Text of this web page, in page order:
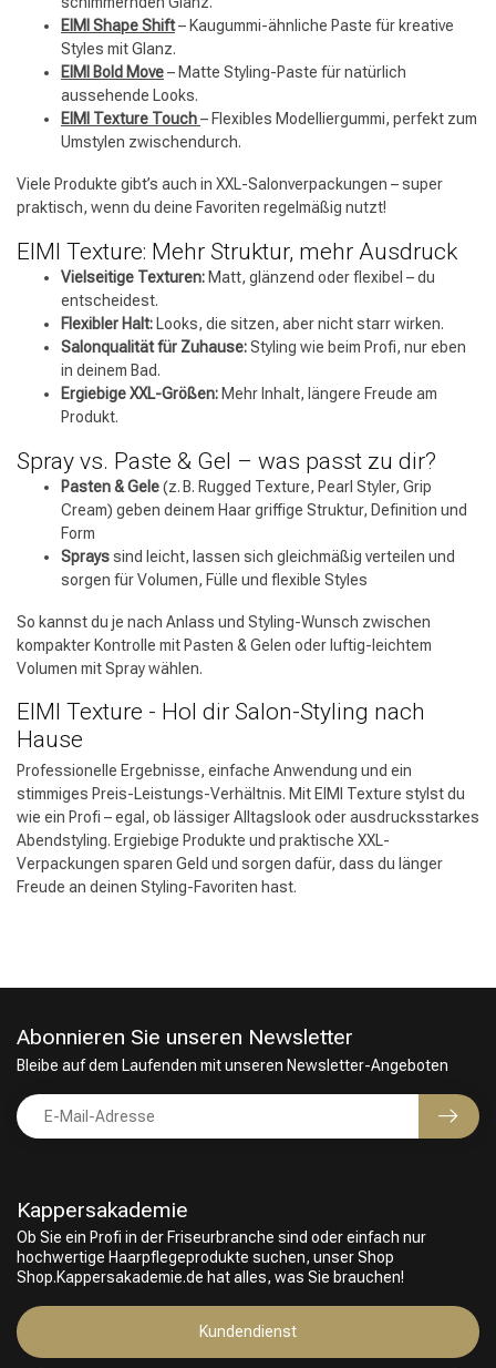
Friseurwahl
EIMI Shape Shift– Kaugummi-ähnliche Paste für kreative
Styles mit Glanz.
EIMI Bold Move– Matte Styling-Paste für natürlich
aussehende Looks.
EIMI Texture Touch– Flexibles Modelliergummi, perfekt zum
Umstylen zwischendurch.
Viele Produkte gibt’s auch in XXL-Salonverpackungen – super
praktisch, wenn du deine Favoriten regelmäßig nutzt!
EIMI Texture: Mehr Struktur, mehr Ausdruck
Vielseitige Texturen: Matt, glänzend oder flexibel – du
entscheidest.
Flexibler Halt: Looks, die sitzen, aber nicht starr wirken.
Salonqualität für Zuhause:Styling wie beim Profi, nur eben
in deinem Bad.
Ergiebige XXL-Größen: Mehr Inhalt, längere Freude am
Produkt.
Spray vs. Paste & Gel – was passt zu dir?
Pasten & Gele(z. B. Rugged Texture, Pearl Styler, Grip
Cream) geben deinem Haar griffige Struktur, Definition und
Form
Sprayssind leicht, lassen sich gleichmäßig verteilen und
sorgen für Volumen, Fülle und flexible Styles
So kannst du je nach Anlass und Styling-Wunsch zwischen
kompakter Kontrolle mit Pasten & Gelen oder luftig-leichtem
Volumen mit Spray wählen.
EIMI Texture - Hol dir Salon-Styling nach
Hause
Professionelle Ergebnisse, einfache Anwendung und ein
stimmiges Preis-Leistungs-Verhältnis. Mit EIMI Texture stylst du
wie ein Profi – egal, ob lässiger Alltagslook oder ausdrucksstarkes
Abendstyling. Ergiebige Produkte und praktische XXL-
Verpackungen sparen Geld und sorgen dafür, dass du länger
Freude an deinen Styling-Favoriten hast.
Kappersakademie
Ob Sie ein Profi in der Friseurbranche sind oder einfach nur
hochwertige Haarpflegeprodukte suchen, unser Shop
Shop.Kappersakademie.de hat alles, was Sie brauchen!
Kundendienst
Abonnieren Sie unseren Newsletter
Bleibe auf dem Laufenden mit unseren Newsletter-Angeboten